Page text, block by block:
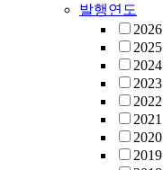
발행연도
2026
2025
2024
2023
2022
2021
2020
2019